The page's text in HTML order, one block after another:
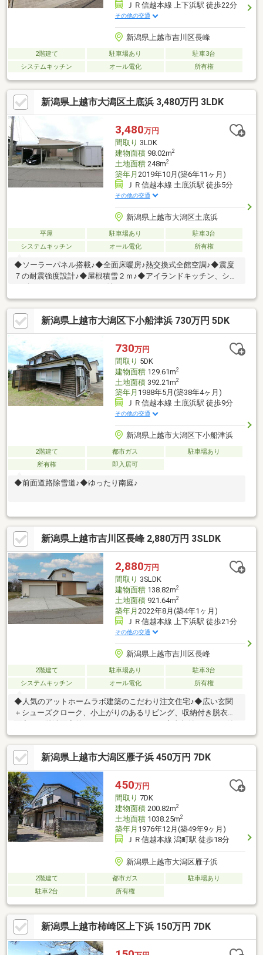
ＪＲ信越本線 上下浜駅 徒歩22分
その他の交通
新潟県上越市吉川区長峰
2階建て 駐車場あり
駐車3台
システムキッチン
オール電化 所有権
新潟県上越市大潟区土底浜 3,480万円 3LDK
3,480万円
間取り 3LDK
建物面積98.02m2
土地面積248m2
築年月 2019年10月(築6年11ヶ月)
ＪＲ信越本線 土底浜駅 徒歩5分
その他の交通
新潟県上越市大潟区土底浜
平屋 駐車場あり
駐車3台
システムキッチン
オール電化 所有権
◆ソーラーパネル搭載♪◆全面床暖房♪熱交換式全館空調♪◆震度
７の耐震強度設計♪◆屋根積雪２ｍ♪◆アイランドキッチン、シュ
ーズクローク、サンルーム付き♪
新潟県上越市大潟区下小船津浜 730万円 5DK
730万円
間取り 5DK
建物面積129.61m2
土地面積392.21m2
築年月 1988年5月(築38年4ヶ月)
ＪＲ信越本線 土底浜駅 徒歩9分
その他の交通
新潟県上越市大潟区下小船津浜
2階建て 都市ガス
駐車場あり
所有権
即入居可
◆前面道路除雪道♪◆ゆったり南庭♪
新潟県上越市吉川区長峰 2,880万円 3SLDK
2,880万円
間取り 3SLDK
建物面積138.82m2
土地面積921.64m2
築年月 2022年8月(築4年1ヶ月)
ＪＲ信越本線 上下浜駅 徒歩21分
その他の交通
新潟県上越市吉川区長峰
2階建て 駐車場あり
駐車3台
システムキッチン
オール電化 所有権
◆人気のアットホームラボ建築のこだわり注文住宅♪◆広い玄関
＋シューズクローク、小上がりのあるリビング、収納付き脱衣洗
面室、２階洗面室兼ドライスペース、WICと家事収納スペース付
の主寝室とこだわりが満載♪◆コンビニ徒歩８分、道の駅徒歩１
０分、さらに日帰り温泉まで徒歩圏♪◆こだわりの築浅住宅で、
便利な田舎暮らしを堪能できます♪
新潟県上越市大潟区雁子浜 450万円 7DK
450万円
間取り 7DK
建物面積200.82m2
土地面積1038.25m2
築年月 1976年12月(築49年9ヶ月)
ＪＲ信越本線 潟町駅 徒歩18分
新潟県上越市大潟区雁子浜
2階建て 都市ガス
駐車場あり
駐車2台
所有権
新潟県上越市柿崎区上下浜 150万円 7DK